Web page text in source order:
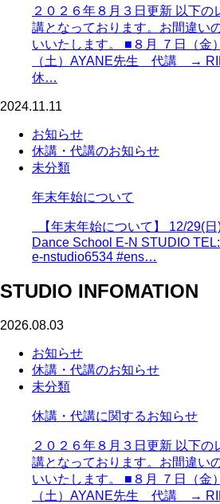
２０２６年８月３日更新 以下
講となっております。お間違い
いいたします。 ■８月 ７日（
（土）AYANE先生 代講 →
休…
2024.11.11
お知らせ
休講・代講のお知らせ
未分類
年末年始について
【年末年始について】 12/29(
Dance School E-N STUDIO
e-nstudio6534 #ens…
STUDIO INFOMATION
2026.08.03
お知らせ
休講・代講のお知らせ
未分類
休講・代講に関するお知らせ
２０２６年８月３日更新 以下
講となっております。お間違い
いいたします。 ■８月 ７日（
（土）AYANE先生 代講 →